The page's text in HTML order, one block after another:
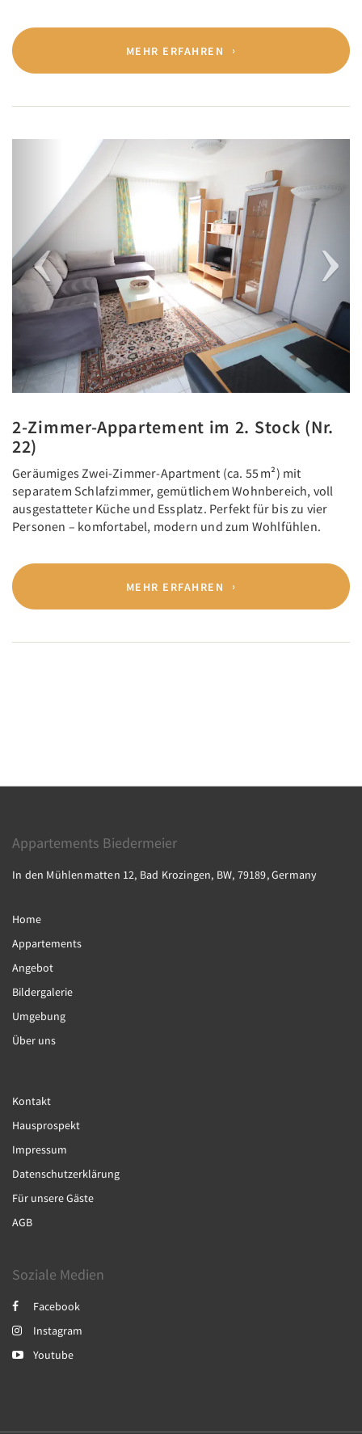
MEHR ERFAHREN
Previous
2-Zimmer-Appartement im 2. Stock (Nr.
22)
Geräumiges Zwei-Zimmer-Apartment (ca. 55 m²) mit
separatem Schlafzimmer, gemütlichem Wohnbereich, voll
ausgestatteter Küche und Essplatz. Perfekt für bis zu vier
Personen – komfortabel, modern und zum Wohlfühlen.
MEHR ERFAHREN
Appartements Biedermeier
In den Mühlenmatten 12, Bad Krozingen, BW, 79189, Germany
Home
Appartements
Angebot
Bildergalerie
Umgebung
Über uns
Kontakt
Hausprospekt
Impressum
Datenschutzerklärung
Für unsere Gäste
AGB
Soziale Medien
Facebook
Instagram
Youtube